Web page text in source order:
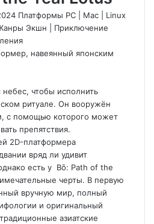
Платформы PC Mac
Linux
Экшн
Приключение
навеянный японским
чтобы исполнить
ритуале. Он вооружён
с помощью которого может
препятствия.
2D-платформера
вряд ли удивит
есть у Bō: Path of the
черты. В первую
вручную мир, полный
и оригинальный
азиатские